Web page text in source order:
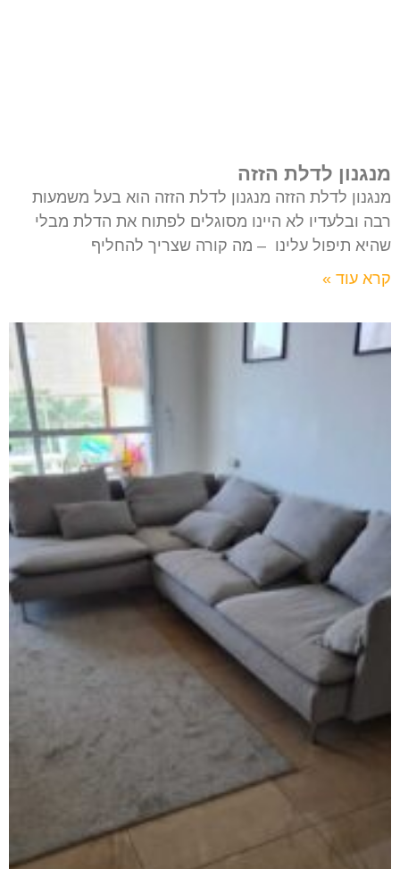
מנגנון לדלת הזזה
מנגנון לדלת הזזה מנגנון לדלת הזזה הוא בעל משמעות
רבה ובלעדיו לא היינו מסוגלים לפתוח את הדלת מבלי
שהיא תיפול עלינו – מה קורה שצריך להחליף
קרא עוד »